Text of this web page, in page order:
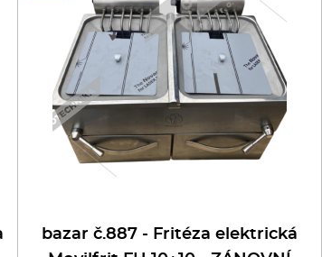
bazar č.887 - Fritéza elektrická